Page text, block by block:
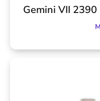
Gemini VII 2390